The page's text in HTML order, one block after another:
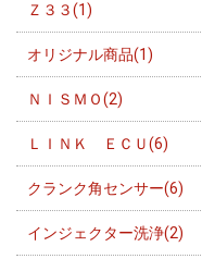
Ｚ３３(1)
オリジナル商品(1)
ＮＩＳＭＯ(2)
ＬＩＮＫ ＥＣＵ(6)
クランク角センサー(6)
インジェクター洗浄(2)